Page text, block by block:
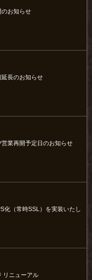
お知らせ
長のお知らせ
業再開予定日のお知らせ
化（常時SSL）を実装いたし
リニューアル